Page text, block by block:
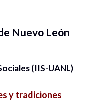
Nuevo León
(IIS-UANL)
y tradiciones